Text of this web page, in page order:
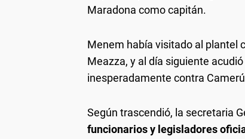
Maradona como capitán.
Menem había visitado al plantel
Meazza, y al día siguiente
inesperadamente contra
Según trascendió, la secretaria
funcionarios y legisladores